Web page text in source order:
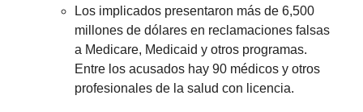
Los implicados presentaron más de 6,500
millones de dólares en reclamaciones falsas
a Medicare, Medicaid y otros programas.
Entre los acusados hay 90 médicos y otros
profesionales de la salud con licencia.